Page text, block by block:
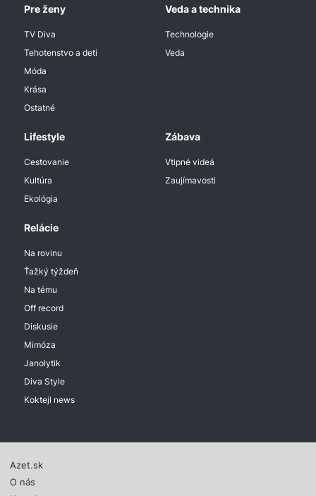
Pre ženy
TV Diva
Tehotenstvo a deti
Móda
Krása
Ostatné
Veda a technika
Technologie
Veda
Lifestyle
Cestovanie
Kultúra
Ekológia
Zábava
Vtipné videá
Zaujímavosti
Relácie
Na rovinu
Ťažký týždeň
Na tému
Off record
Diskusie
Mimóza
Janolytik
Diva Style
Koktejl news
Azet.sk
O nás